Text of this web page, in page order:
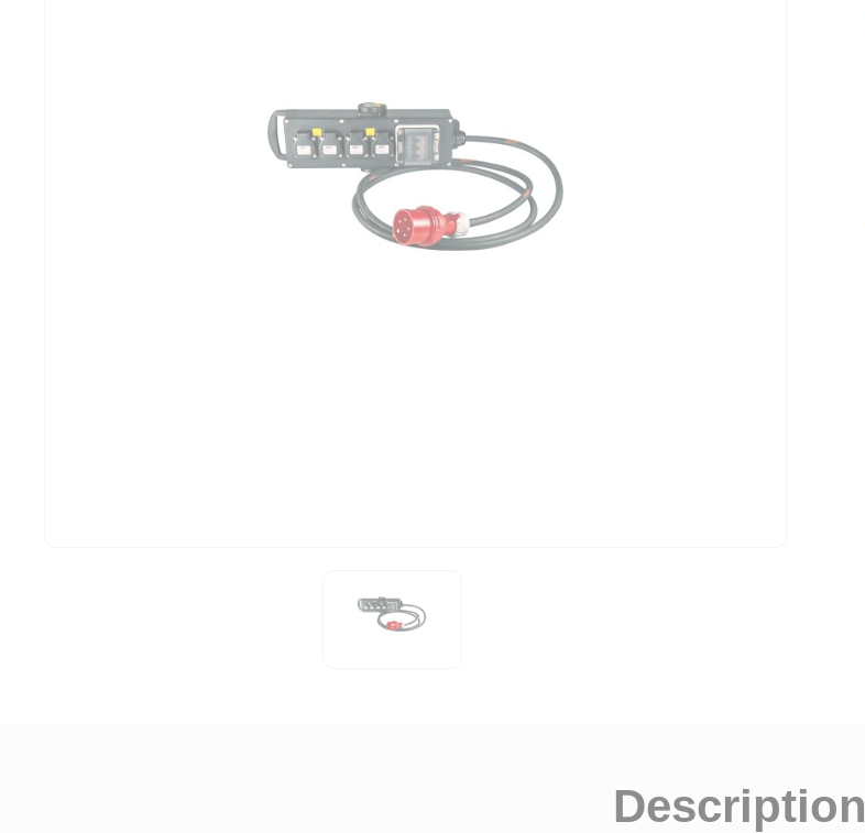
Description